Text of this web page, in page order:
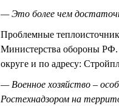
— Это более чем
Проблемные
Министерства обороны РФ.
округе и по адресу:
— Военное хозяйство –
Ростехнадзором на